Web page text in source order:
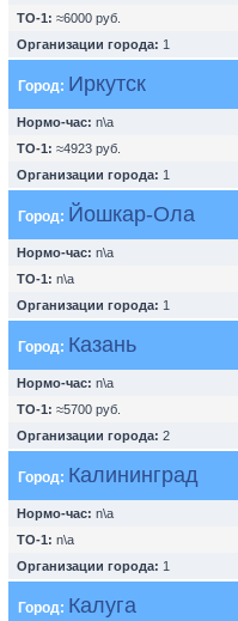
ТО-1: ≈6000 руб.
Организации города: 1
Город: Иркутск
Нормо-час: n\a
ТО-1: ≈4923 руб.
Организации города: 1
Город: Йошкар-Ола
Нормо-час: n\a
ТО-1: n\a
Организации города: 1
Город: Казань
Нормо-час: n\a
ТО-1: ≈5700 руб.
Организации города: 2
Город: Калининград
Нормо-час: n\a
ТО-1: n\a
Организации города: 1
Город: Калуга